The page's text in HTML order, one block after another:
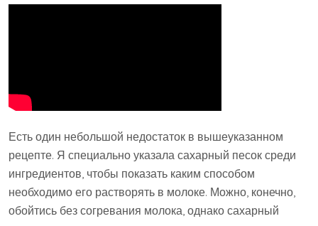
Есть один небольшой недостаток в вышеуказанном
рецепте. Я специально указала сахарный песок среди
ингредиентов, чтобы показать каким способом
необходимо его растворять в молоке. Можно, конечно,
обойтись без согревания молока, однако сахарный